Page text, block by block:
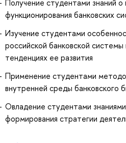
Получение студентами знаний о
функционирования банковских
Изучение студентами
российской банковской
тенденциях ее развития
Применение студентами
внутренней среды банковского
Овладение студентами
формирования стратегии